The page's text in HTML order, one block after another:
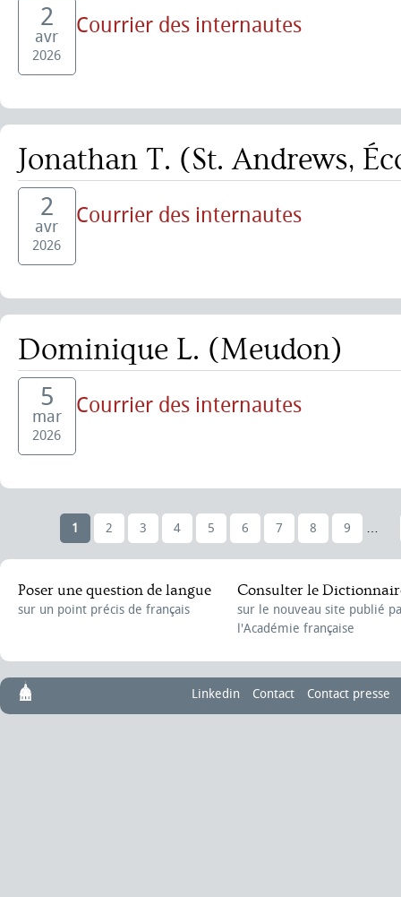
2
avr
2026
Courrier des internautes
Jonathan T. (St. Andrews,
2
avr
2026
Courrier des internautes
Dominique L. (Meudon)
5
mar
2026
Courrier des internautes
1 2 3 4 5 6 7 8 9 …
Poser une question de langue
sur un point précis de français
Consulter le
sur le nouveau site publié
l'Académie française
Linkedin Contact Contact presse